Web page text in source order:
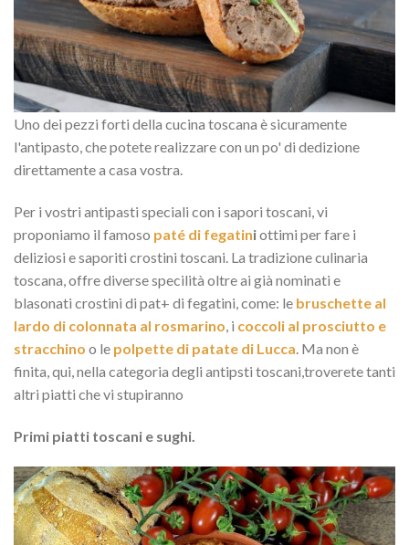
Uno dei pezzi forti della cucina toscana è sicuramente
l'antipasto, che potete realizzare con un po' di dedizione
direttamente a casa vostra.
Per i vostri antipasti speciali con i sapori toscani, vi
proponiamo il famoso paté di fegatiniottimi per fare i
deliziosi e saporiti crostini toscani. La tradizione culinaria
toscana, offre diverse specilità oltre ai già nominati e
blasonati crostini di pat+ di fegatini, come: le bruschette al
lardo di colonnata al rosmarino, i coccoli al prosciutto e
stracchino o le polpette di patate di Lucca. Ma non è
finita, qui, nella categoria degli antipsti toscani,troverete tanti
altri piatti che vi stupiranno
Primi piatti toscani e sughi.